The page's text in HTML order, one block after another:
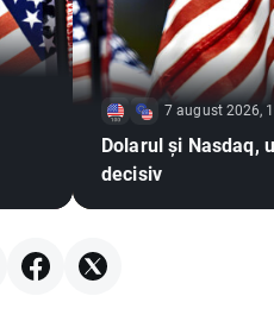
7 august 2026,
Dolarul și Nasdaq,
decisiv